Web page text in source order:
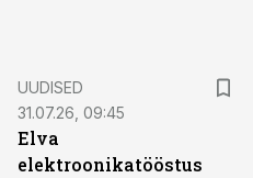
UUDISED
31.07.26, 09:45
Elva
elektroonikatööstus